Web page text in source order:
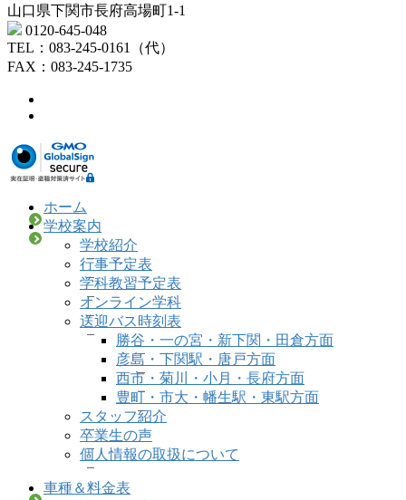
山口県下関市長府高場町1-1
0120-645-048
TEL：083-245-0161（代）
FAX：083-245-1735
ホーム
学校案内
学校紹介
行事予定表
学科教習予定表
オンライン学科
送迎バス時刻表
勝谷・一の宮・新下関・田倉方面
彦島・下関駅・唐戸方面
西市・菊川・小月・長府方面
豊町・市大・幡生駅・東駅方面
スタッフ紹介
卒業生の声
個人情報の取扱について
車種＆料金表